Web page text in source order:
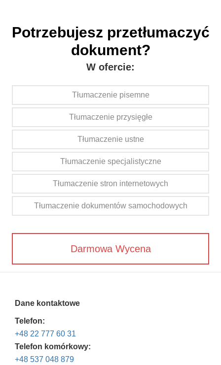
Potrzebujesz przetłumaczyć
dokument?
W ofercie:
Tłumaczenie pisemne
Tłumaczenie przysięgłe
Tłumaczenie ustne
Tłumaczenie specjalistyczne
Tłumaczenie stron internetowych
Tłumaczenie dokumentów samochodowych
Darmowa Wycena
Dane kontaktowe
Telefon:
+48 22 777 60 31
Telefon komórkowy:
+48 537 048 879